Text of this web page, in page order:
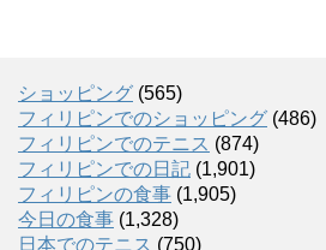
ショッピング (565)
フィリピンでのショッピング (486)
フィリピンでのテニス (874)
フィリピンでの日記 (1,901)
フィリピンの食事 (1,905)
今日の食事 (1,328)
日本でのテニス (750)